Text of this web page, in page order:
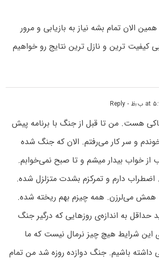
الان تمام بشه نیاز به بازیابی و مرور
کیفیت ترین و نازل ترین نتایج رو خواهیم
- Reply
هست. من تا قبل از جنگ با برنامه پیش
و سر کار می‌رفتم. الان که جنگ شده
خواب بیدار میشم و تا صبح نمی‌خوابم.
اضطراب دارم و تمرکزم بشدت متزلزل شده.
همش می‌لرزن. همه چیزم بهم ریخته شده.
حداقل به اندازه‌ی روزهایی که درگیر جنگ
این شرایط هیچ چیز نرمال نیست که ما
داشته باشیم. جنگ دوازده روزه شد من تمام